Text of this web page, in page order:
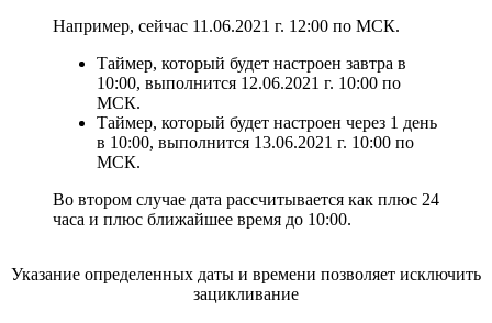
Например, сейчас 11.06.2021 г. 12:00 по МСК.
Таймер, который будет настроен завтра в
10:00, выполнится 12.06.2021 г. 10:00 по
МСК.
Таймер, который будет настроен через 1 день
в 10:00, выполнится 13.06.2021 г. 10:00 по
МСК.
Во втором случае дата рассчитывается как плюс 24
часа и плюс ближайшее время до 10:00.
Указание определенных даты и времени позволяет исключить
зацикливание